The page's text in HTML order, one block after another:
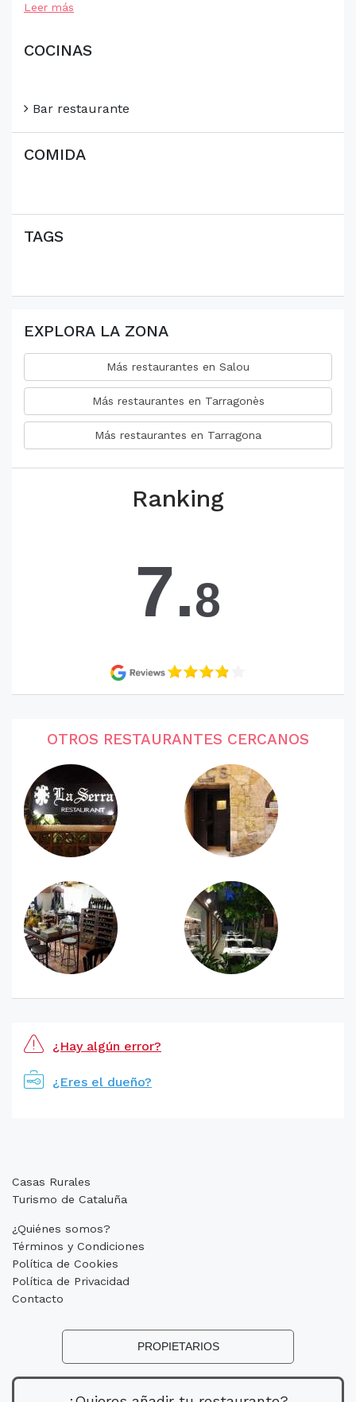
Leer más
COCINAS
Bar restaurante
COMIDA
TAGS
EXPLORA LA ZONA
Más restaurantes en Salou
Más restaurantes en Tarragonès
Más restaurantes en Tarragona
Ranking
7.8
OTROS RESTAURANTES CERCANOS
¿Hay algún error?
¿Eres el dueño?
Casas Rurales
Turismo de Cataluña
¿Quiénes somos?
Términos y Condiciones
Política de Cookies
Política de Privacidad
Contacto
PROPIETARIOS